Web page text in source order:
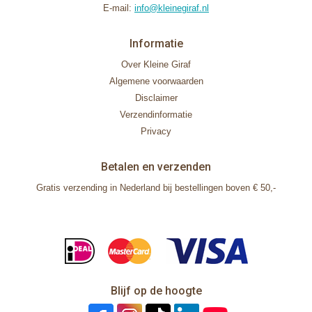
E-mail: info@kleinegiraf.nl
Informatie
Over Kleine Giraf
Algemene voorwaarden
Disclaimer
Verzendinformatie
Privacy
Betalen en verzenden
Gratis verzending in Nederland bij bestellingen boven € 50,-
Blijf op de hoogte